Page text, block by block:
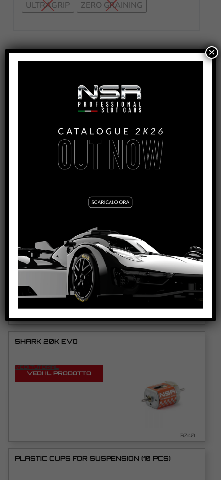
ULTRAGRIP
ZERO GRAINING
5208Z/5209EVO/5208EVO/5259EVO
ETICHETTE Abarth 500,CLASSIC
VEDI IL PRODOTTO
4860-1-
844BLACK/4859BLACK
SHARK 20K EVO
VEDI TUTORIAL
VEDI IL PRODOTTO
3040
PLASTIC CUPS FOR SUSPENSION (10 PCS)
×